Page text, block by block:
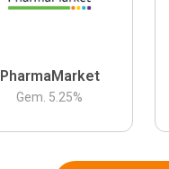
PharmaMarket
Gem. 5.25%